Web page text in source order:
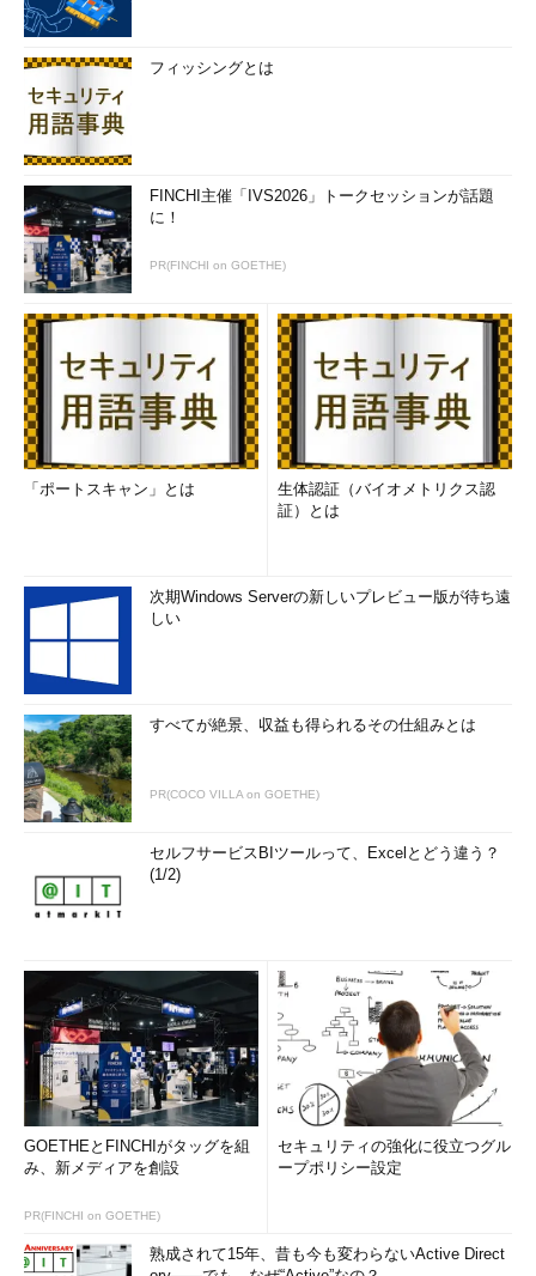
フィッシングとは
FINCHI主催「IVS2026」トークセッションが話題
に！
PR(FINCHI on GOETHE)
「ポートスキャン」とは
生体認証（バイオメトリクス認
証）とは
次期Windows Serverの新しいプレビュー版が待ち遠
しい
すべてが絶景、収益も得られるその仕組みとは
PR(COCO VILLA on GOETHE)
セルフサービスBIツールって、Excelとどう違う？
(1/2)
GOETHEとFINCHIがタッグを組
み、新メディアを創設
PR(FINCHI on GOETHE)
セキュリティの強化に役立つグル
ープポリシー設定
熟成されて15年、昔も今も変わらないActive Direct